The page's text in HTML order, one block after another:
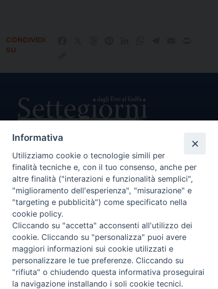
CONDIVIDI
SU
Direttore Responsabile Giuseppe Rabita
Direttore Amministrativo Salvatore Bruno
Editore e Proprietà Opera di Religione della Diocesi di Piazza
Armerina,
Via Cammarata, 21 – Piazza Armerina
P. I. 01121870867
Autorizzazione Tribunale di Enna n. 113 del 24/2/2007
SEGUICI SU:
CHI SIAMO PRIVACY POLICY
Informativa
Utilizziamo cookie o tecnologie simili per
finalità tecniche e, con il tuo consenso, anche per
altre finalità ("interazioni e funzionalità semplici",
"miglioramento dell'esperienza", "misurazione" e
"targeting e pubblicità") come specificato nella
cookie policy.
Cliccando su "accetta" acconsenti all'utilizzo dei
cookie. Cliccando su "personalizza" puoi avere
maggiori informazioni sui cookie utilizzati e
personalizzare le tue preferenze. Cliccando su
"rifiuta" o chiudendo questa informativa proseguirai
la navigazione installando i soli cookie tecnici.